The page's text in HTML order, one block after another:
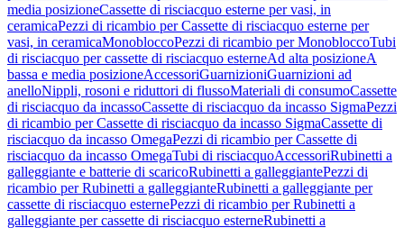
media posizioneCassette di risciacquo esterne per vasi, in
ceramicaPezzi di ricambio per Cassette di risciacquo esterne per
vasi, in ceramicaMonobloccoPezzi di ricambio per MonobloccoTubi
di risciacquo per cassette di risciacquo esterneAd alta posizioneA
bassa e media posizioneAccessoriGuarnizioniGuarnizioni ad
anelloNippli, rosoni e riduttori di flussoMateriali di consumoCassette
di risciacquo da incassoCassette di risciacquo da incasso SigmaPezzi
di ricambio per Cassette di risciacquo da incasso SigmaCassette di
risciacquo da incasso OmegaPezzi di ricambio per Cassette di
risciacquo da incasso OmegaTubi di risciacquoAccessoriRubinetti a
galleggiante e batterie di scaricoRubinetti a galleggiantePezzi di
ricambio per Rubinetti a galleggianteRubinetti a galleggiante per
cassette di risciacquo esternePezzi di ricambio per Rubinetti a
galleggiante per cassette di risciacquo esterneRubinetti a